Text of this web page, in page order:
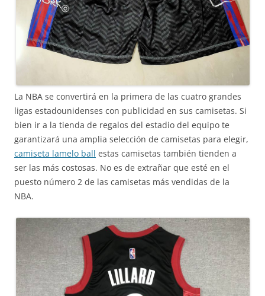
La NBA se convertirá en la primera de las cuatro grandes
ligas estadounidenses con publicidad en sus camisetas. Si
bien ir a la tienda de regalos del estadio del equipo te
garantizará una amplia selección de camisetas para elegir,
camiseta lamelo ball estas camisetas también tienden a
ser las más costosas. No es de extrañar que esté en el
puesto número 2 de las camisetas más vendidas de la
NBA.